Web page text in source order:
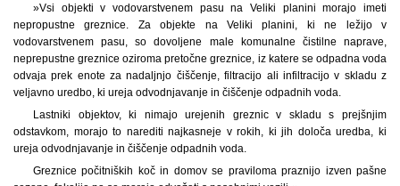
»Vsi objekti v vodovarstvenem pasu na Veliki planini morajo imeti
nepropustne greznice. Za objekte na Veliki planini, ki ne ležijo v
vodovarstvenem pasu, so dovoljene male komunalne čistilne naprave,
neprepustne greznice oziroma pretočne greznice, iz katere se odpadna voda
odvaja prek enote za nadaljnjo čiščenje, filtracijo ali infiltracijo v skladu z
veljavno uredbo, ki ureja odvodnjavanje in čiščenje odpadnih voda.
Lastniki objektov, ki nimajo urejenih greznic v skladu s prejšnjim
odstavkom, morajo to narediti najkasneje v rokih, ki jih določa uredba, ki
ureja odvodnjavanje in čiščenje odpadnih voda.
Greznice počitniških koč in domov se praviloma praznijo izven pašne